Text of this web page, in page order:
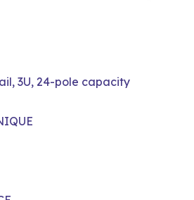
3U, 24-pole capacity